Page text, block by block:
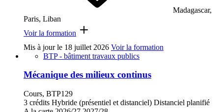
Madagascar,
Paris, Liban
Voir la formation
Mis à jour le 18 juillet 2026 Voir la formation
BTP - bâtiment travaux publics
Mécanique des milieux continus
Cours, BTP129
3 crédits Hybride (présentiel et distanciel) Distanciel planifié